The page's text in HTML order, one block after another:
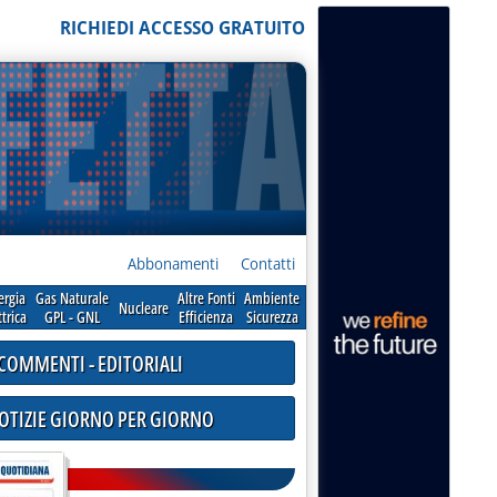
RICHIEDI ACCESSO GRATUITO
Abbonamenti
Contatti
Gas Naturale
GPL - GNL
Nucleare Altre Fonti
Efficienza
Ambiente
Sicurezza
- EDITORIALI
GIORNO PER GIORNO